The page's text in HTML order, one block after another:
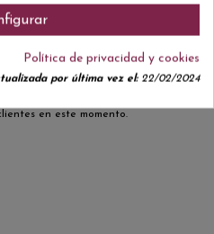
en este momento.
Política de privacidad y cookies
por última vez el:22/02/2024